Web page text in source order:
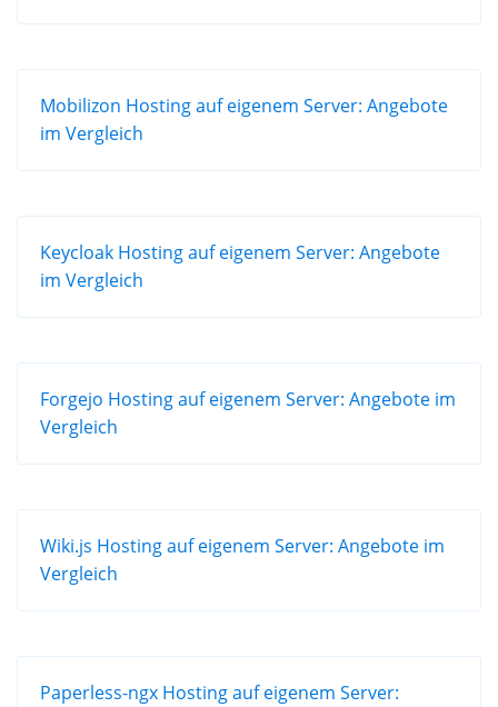
Mobilizon Hosting auf eigenem Server: Angebote
im Vergleich
Keycloak Hosting auf eigenem Server: Angebote
im Vergleich
Forgejo Hosting auf eigenem Server: Angebote im
Vergleich
Wiki.js Hosting auf eigenem Server: Angebote im
Vergleich
Paperless-ngx Hosting auf eigenem Server: